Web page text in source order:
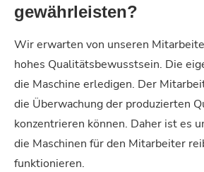
gewährleisten?
Wir erwarten von unseren
hohes Qualitätsbewusstsein. Die
die Maschine erledigen. Der
die Überwachung der produzierten
konzentrieren können. Daher ist es
die Maschinen für den Mitarbeiter
funktionieren.